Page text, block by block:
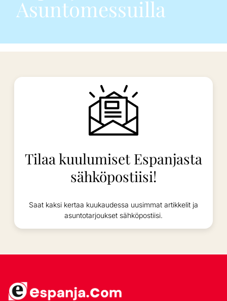
Asuntomessuilla
Tilaa kuulumiset Espanjasta
sähköpostiisi!
Saat kaksi kertaa kuukaudessa uusimmat artikkelit ja
asuntotarjoukset sähköpostiisi.